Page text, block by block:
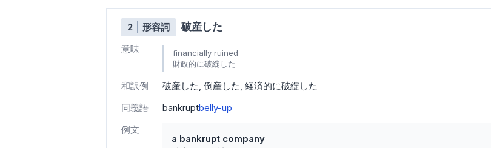
2 形容詞 破産した
意味
financially ruined
財政的に破綻した
和訳例 破産した 倒産した 経済的に破綻した
同義語
bankruptbelly-up
例文
a bankrupt company